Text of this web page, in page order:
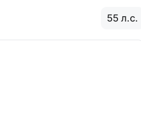
55 л.с.